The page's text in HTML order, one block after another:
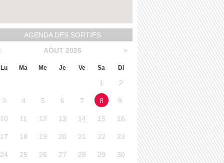
AGENDA DES SORTIES
AÔUT 2026 >
Lu Ma Me Je Ve Sa Di
1 2
3 4 5 6 7 8 9
10 11 12 13 14 15 16
17 18 19 20 21 22 23
24 25 26 27 28 29 30